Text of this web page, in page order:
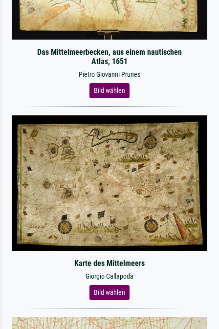
Das Mittelmeerbecken, aus einem nautischen
Atlas, 1651
Pietro Giovanni Prunes
Bild wählen
Karte des Mittelmeers
Giorgio Callapoda
Bild wählen